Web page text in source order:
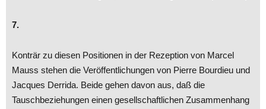
7.
Konträr zu diesen Positionen in der Rezeption von Marcel
Mauss stehen die Veröffentlichungen von Pierre Bourdieu und
Jacques Derrida. Beide gehen davon aus, daß die
Tauschbeziehungen einen gesellschaftlichen Zusammenhang